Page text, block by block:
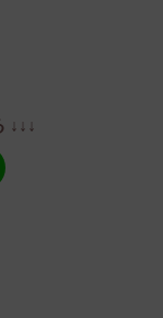
↓↓↓